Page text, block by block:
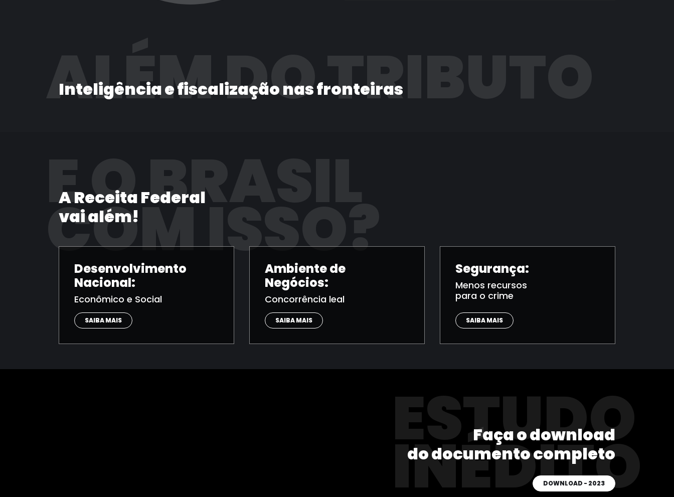
ALÉM DO TRIBUTO
Inteligência e fiscalização nas fronteiras
E O BRASIL
COM ISSO?
A Receita Federal
vai além!
Desenvolvimento
Nacional:
Econômico e Social
SAIBA MAIS
Ambiente de
Negócios:
Concorrência leal
SAIBA MAIS
Segurança:
Menos recursos
para o crime
SAIBA MAIS
ESTUDO
INÉDITO
Faça o download
do documento completo
DOWNLOAD - 2023